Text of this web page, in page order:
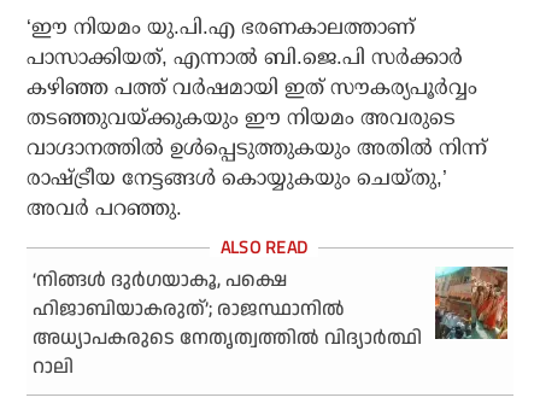
‘ഈ നിയമം യു.പി.എ ഭരണകാലത്താണ്
പാസാക്കിയത്, എന്നാൽ ബി.ജെ.പി സർക്കാർ
കഴിഞ്ഞ പത്ത് വർഷമായി ഇത് സൗകര്യപൂർവ്വം
തടഞ്ഞുവയ്ക്കുകയും ഈ നിയമം അവരുടെ
വാഗ്ദാനത്തിൽ ഉൾപ്പെടുത്തുകയും അതിൽ നിന്ന്
രാഷ്ട്രീയ നേട്ടങ്ങൾ കൊയ്യുകയും ചെയ്തു,’
അവർ പറഞ്ഞു.
‘നിങ്ങള്‍ ദുര്‍ഗയാകൂ, പക്ഷെ
ഹിജാബിയാകരുത്’; രാജസ്ഥാനില്‍
അധ്യാപകരുടെ നേതൃത്വത്തില്‍ വിദ്യാര്‍ത്ഥി
റാലി